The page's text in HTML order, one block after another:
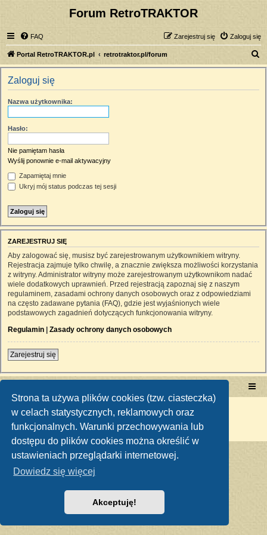
Strona ta używa plików cookies (tzw. ciasteczka)
w celach statystycznych, reklamowych oraz
funkcjonalnych. Warunki przechowywania lub
dostępu do plików cookies można określić w
ustawieniach przeglądarki internetowej.
Dowiedz się więcej
Akceptuję!
Forum RetroTRAKTOR
FAQ Zaloguj się
Zarejestruj się
Portal RetroTRAKTOR.pl retrotraktor.pl/forum
z
Zaloguj się
Nazwa użytkownika:
Hasło:
Nie pamiętam hasła
Wyślij ponownie e-mail aktywacyjny
Zapamiętaj mnie
Ukryj mój status podczas tej sesji
ZAREJESTRUJ SIĘ
Aby zalogować się, musisz być zarejestrowanym użytkownikiem witryny.
Rejestracja zajmuje tylko chwilę, a znacznie zwiększa możliwości korzystania
z witryny. Administrator witryny może zarejestrowanym użytkownikom nadać
wiele dodatkowych uprawnień. Przed rejestracją zapoznaj się z naszym
regulaminem, zasadami ochrony danych osobowych oraz z odpowiedziami
na często zadawane pytania (FAQ), gdzie jest wyjaśnionych wiele
podstawowych zagadnień dotyczących funkcjonowania witryny.
Regulamin | Zasady ochrony danych osobowych
Zarejestruj się
Technologię dostarcza phpBB ® Forum Software © phpBB Limited
Polski pakiet językowy dostarcza
Zasady ochrony danych osobowych|Regulamin